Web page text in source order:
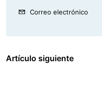
Correo electrónico
Artículo siguiente